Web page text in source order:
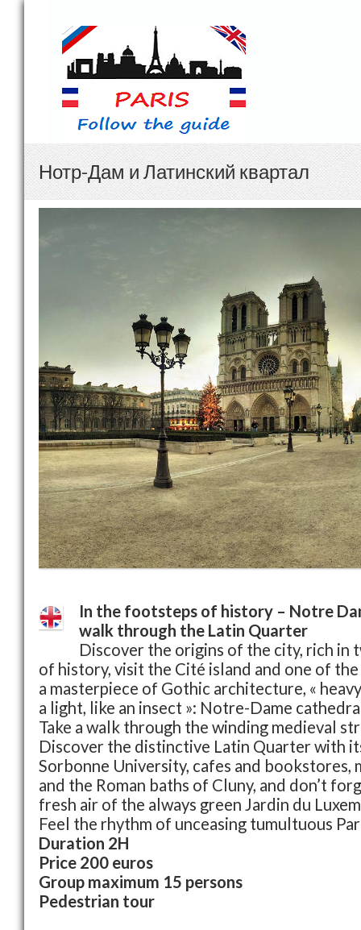
Нотр-Дам и Латинский квартал
In the footsteps of history – Notre
walk through the Latin Quarter
Discover the origins of the city, rich in
of history, visit the Cité island and one of
a masterpiece of Gothic architecture, «
a light, like an insect »: Notre-Dame
Take a walk through the winding medieval
Discover the distinctive Latin Quarter with
Sorbonne University, cafes and bookstores,
and the Roman baths of Cluny, and don’t
fresh air of the always green Jardin du
Feel the rhythm of unceasing tumultuous
Duration 2H
Price 200 euros
Group maximum 15 persons
Pedestrian tour